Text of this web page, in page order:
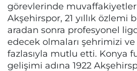
görevlerinde
Akşehirspor, 21 yıllık özlemi
aradan sonra profesyonel
edecek olmaları şehrimizi
fazlasıyla mutlu etti. Konya
gelişimi adına 1922